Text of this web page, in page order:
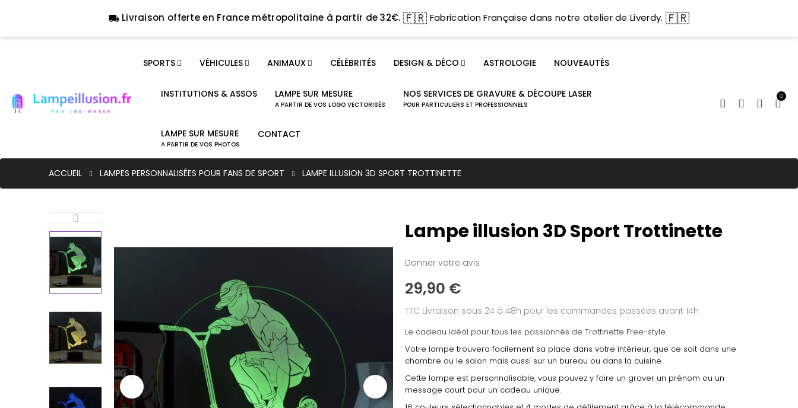
local_shipping Livraison offerte en France métropolitaine à partir de 32€. 🇫🇷 Fabrication Française dans notre atelier de Liverdy. 🇫🇷
SPORTS VÉHICULES ANIMAUX CÉLÉBRITÉS DESIGN & DÉCO ASTROLOGIE NOUVEAUTÉS
INSTITUTIONS & ASSOS LAMPE SUR MESURE
A PARTIR DE VOS LOGO VECTORISÉS
NOS SERVICES DE GRAVURE & DÉCOUPE LASER
POUR PARTICULIERS ET PROFESSIONNELS
LAMPE SUR MESURE
A PARTIR DE VOS PHOTOS
CONTACT
0
ACCUEIL LAMPES PERSONNALISÉES POUR FANS DE SPORT LAMPE ILLUSION 3D SPORT TROTTINETTE
Lampe illusion 3D Sport Trottinette
Donner votre avis
29,90 €
TTC Livraison sous 24 à 48h pour les commandes passées avant 14h
Le cadeau idéal pour tous les passionnés de Trottinette Free-style.
Votre lampe trouvera facilement sa place dans votre intérieur, que ce soit dans une
chambre ou le salon mais aussi sur un bureau ou dans la cuisine.
Cette lampe est personnalisable, vous pouvez y faire un graver un prénom ou un
message court pour un cadeau unique.